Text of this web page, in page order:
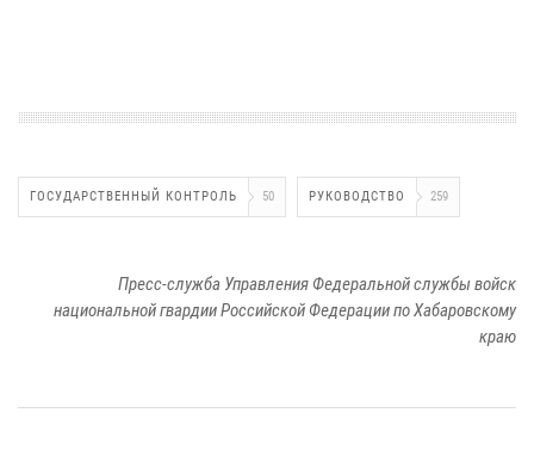
ГОСУДАРСТВЕННЫЙ КОНТРОЛЬ 50 РУКОВОДСТВО 259
Пресс-служба Управления Федеральной службы войск
национальной гвардии Российской Федерации по Хабаровскому
краю